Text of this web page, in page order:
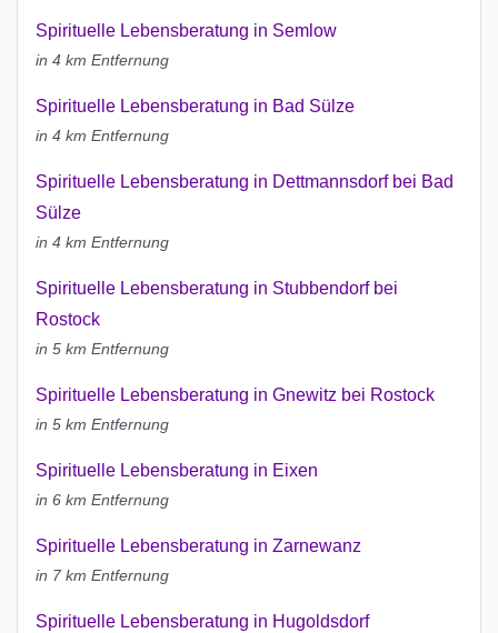
Spirituelle Lebensberatung in Semlow
in 4 km Entfernung
Spirituelle Lebensberatung in Bad Sülze
in 4 km Entfernung
Spirituelle Lebensberatung in Dettmannsdorf bei Bad
Sülze
in 4 km Entfernung
Spirituelle Lebensberatung in Stubbendorf bei
Rostock
in 5 km Entfernung
Spirituelle Lebensberatung in Gnewitz bei Rostock
in 5 km Entfernung
Spirituelle Lebensberatung in Eixen
in 6 km Entfernung
Spirituelle Lebensberatung in Zarnewanz
in 7 km Entfernung
Spirituelle Lebensberatung in Hugoldsdorf